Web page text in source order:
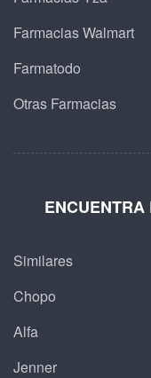
Farmacias Walmart
Farmatodo
Otras Farmacias
Similares
Chopo
Alfa
Jenner